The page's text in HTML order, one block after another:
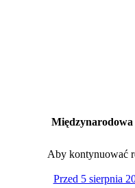
Międzynarodowa
Aby kontynuować
Przed 5 sierpnia